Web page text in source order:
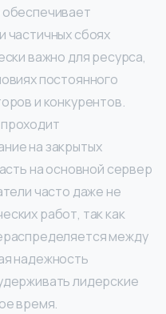
частичных сбоях
важно для ресурса,
постоянного
и конкурентов.
на закрытых
на основной сервер
часто даже не
работ, так как
между
надежность
лидерские
время.